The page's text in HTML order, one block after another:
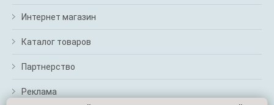
Интернет магазин
Каталог товаров
Партнерство
Реклама